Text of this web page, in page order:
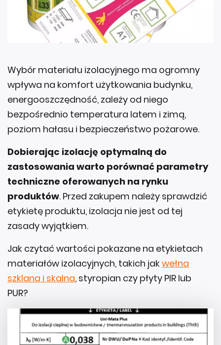
Wybór materiału izolacyjnego ma ogromny
wpływa na komfort użytkowania budynku,
energooszczędność, zależy od niego
bezpośrednio temperatura latem i zimą,
poziom hałasu i bezpieczeństwo pożarowe.
Dobierając izolację optymalną do
zastosowania warto porównać parametry
techniczne oferowanych na rynku
produktów. Przed zakupem należy sprawdzić
etykietę produktu, izolacja nie jest od tej
zasady wyjątkiem.
Jak czytać wartości pokazane na etykietach
materiałów izolacyjnych, takich jakwełna
szklana i skalna, styropian czy płyty PIR lub
PUR?